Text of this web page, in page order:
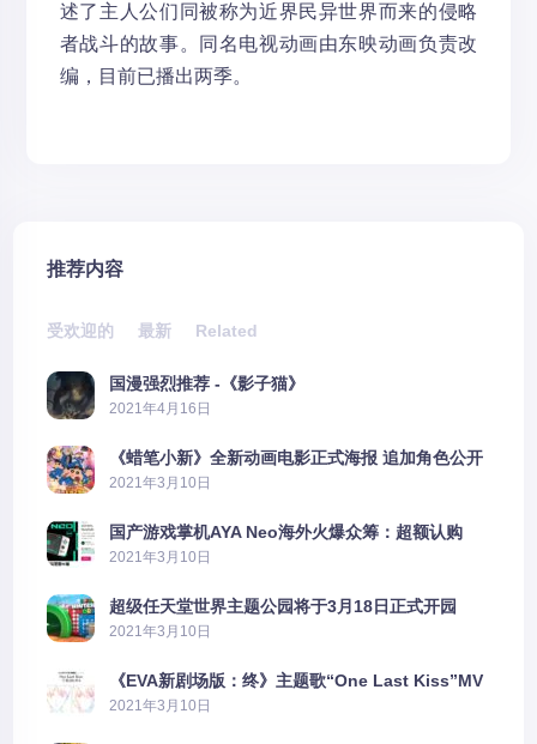
述了主人公们同被称为近界民异世界而来的侵略
者战斗的故事。同名电视动画由东映动画负责改
编，目前已播出两季。
推荐内容
受欢迎的 最新 Related
国漫强烈推荐 -《影子猫》
2021年4月16日
《蜡笔小新》全新动画电影正式海报 追加角色公开
2021年3月10日
国产游戏掌机AYA Neo海外火爆众筹：超额认购
2606%
2021年3月10日
超级任天堂世界主题公园将于3月18日正式开园
2021年3月10日
《EVA新剧场版：终》主题歌“One Last Kiss”MV
公布
2021年3月10日